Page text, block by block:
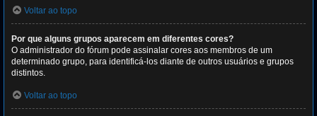
Voltar ao topo
Por que alguns grupos aparecem em diferentes cores?
O administrador do fórum pode assinalar cores aos membros de um
determinado grupo, para identificá-los diante de outros usuários e grupos
distintos.
Voltar ao topo